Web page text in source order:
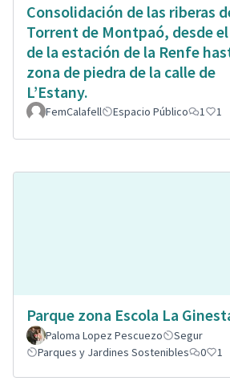
Consolidación de las riberas
Torrent de Montpaó, desde
de la estación de la Renfe
zona de piedra de la calle de
L’Estany.
FemCalafell Espacio Público 1 1
Parque zona Escola La
Paloma Lopez Pescuezo
Segur
Parques y Jardines Sostenibles
0 1